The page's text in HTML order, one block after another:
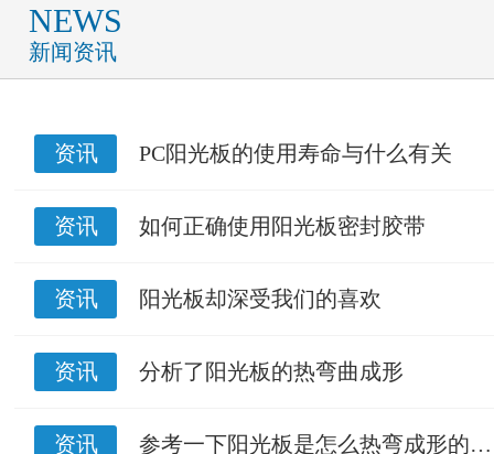
NEWS
新闻资讯
资讯 PC阳光板的使用寿命与什么有关
资讯 如何正确使用阳光板密封胶带
资讯 阳光板却深受我们的喜欢
资讯 分析了阳光板的热弯曲成形
资讯 参考一下阳光板是怎么热弯成形的…